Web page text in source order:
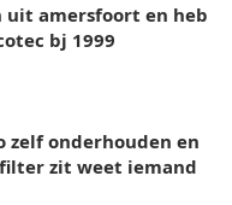
uit amersfoort en heb
bj 1999
onderhouden en
zit weet iemand